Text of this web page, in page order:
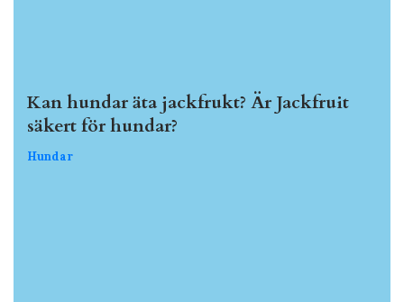
Kan hundar äta jackfrukt? Är Jackfruit
säkert för hundar?
Hundar